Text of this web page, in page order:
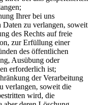
Ihrer bei uns
Daten zu verlangen, soweit
des Rechts auf freie
zur Erfüllung einer
des öffentlichen
Ausübung oder
erforderlich ist;
der Verarbeitung
verlangen, soweit die
wird, die